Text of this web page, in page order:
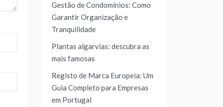
Gestão de Condomínios: Como
Garantir Organização e
Tranquilidade
Plantas algarvias: descubra as
mais famosas
Registo de Marca Europeia: Um
Guia Completo para Empresas
em Portugal